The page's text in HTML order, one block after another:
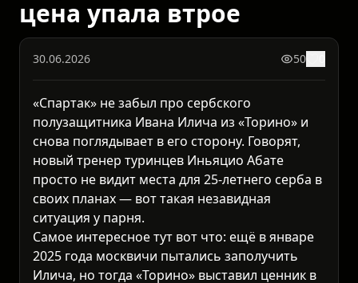
цена упала втрое
30.06.2026 50
«Спартак» не забыл про сербского
полузащитника Ивана Илича из «Торино» и
снова поглядывает в его сторону. Говорят,
новый тренер туринцев Иньяцио Абате
просто не видит места для 25-летнего серба в
своих планах — вот такая незавидная
ситуация у парня.
Самое интересное тут вот что: ещё в январе
2025 года москвичи пытались заполучить
Илича, но тогда «Торино» выставил ценник в